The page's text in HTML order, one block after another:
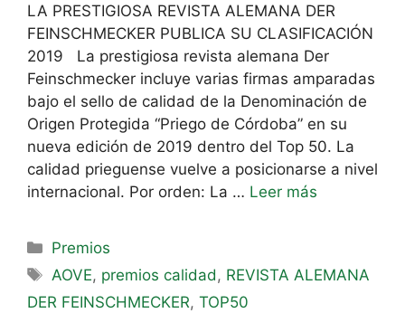
LA PRESTIGIOSA REVISTA ALEMANA DER
FEINSCHMECKER PUBLICA SU CLASIFICACIÓN
2019 La prestigiosa revista alemana Der
Feinschmecker incluye varias firmas amparadas
bajo el sello de calidad de la Denominación de
Origen Protegida “Priego de Córdoba” en su
nueva edición de 2019 dentro del Top 50. La
calidad prieguense vuelve a posicionarse a nivel
internacional. Por orden: La … Leer más
Premios
AOVE, premios calidad , REVISTA ALEMANA
DER FEINSCHMECKER, TOP50